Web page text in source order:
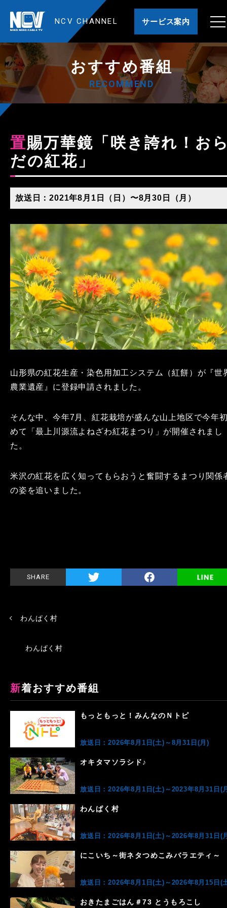
NCV CHANNEL サービス案内
おすすめ番組
RECOMMEND
置賜万華鏡「咲き誇れ！おら
だの紅花」
放送日：2021年8月1日（日）〜8月30日（月）
山形県の紅花生産・染色用加工システム（紅餅）が『世
農業遺産』に登録申請されました。
そんな中、今年7月、紅花栽培が盛んな山上地区で今年
めて「最上川源流よねざわ紅花まつり」が開催されまし
た。
米沢の紅花を広く知ってもらおうと奮闘するまつり関係
の姿を追いました。
SHARE
わんぱく村
わんぱく村
新着おすすめ番組
もっともっと！みんなのＮトピ
放送日：2026年8月1日(土)～8月31日(月)
オキタマソラシド♪
放送日：2026年8月1日(土)～2023年8月31日(
わんぱく村
放送日：2026年8月1日(土)～2026年8月31日(
にこいち～街ネタつめこみバラエティ～
放送日：2026年8月1日(土)～2026年8月15日(
おきたまごはん＃73 とうもろこし